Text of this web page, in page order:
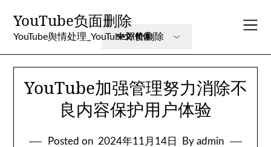
content
YouTube负面删除
YouTube舆情处理_YouTube评价删除
YouTube加强管理努力消除不
良内容保护用户体验
Posted on 2024年11月14日 By admin